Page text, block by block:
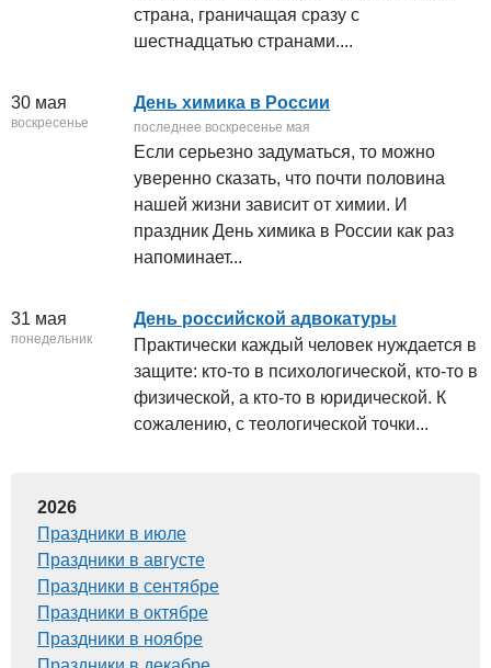
страна, граничащая сразу с
шестнадцатью странами....
30 мая
воскресенье
День химика в России
последнее воскресенье мая
Если серьезно задуматься, то можно
уверенно сказать, что почти половина
нашей жизни зависит от химии. И
праздник День химика в России как раз
напоминает...
31 мая
понедельник
День российской адвокатуры
Практически каждый человек нуждается в
защите: кто-то в психологической, кто-то в
физической, а кто-то в юридической. К
сожалению, с теологической точки...
2026
Праздники в июле
Праздники в августе
Праздники в сентябре
Праздники в октябре
Праздники в ноябре